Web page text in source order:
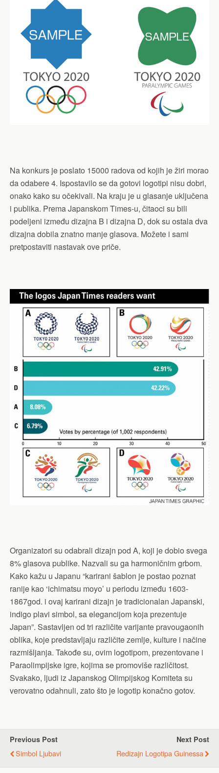
Na konkurs je poslato 15000 radova od kojih je žiri morao
da odabere 4. Ispostavilo se da gotovi logotipi nisu dobri,
onako kako su očekivali. Na kraju je u glasanje uključena
i publika. Prema Japanskom Times-u, čitaoci su bili
podeljeni između dizajna B i dizajna D, dok su ostala dva
dizajna dobila znatno manje glasova. Možete i sami
pretpostaviti nastavak ove priče.
Organizatori su odabrali dizajn pod A, koji je dobio svega
8% glasova publike. Nazvali su ga harmoničnim grbom.
Kako kažu u Japanu “karirani šablon je postao poznat
ranije kao ‘ichimatsu moyo’ u periodu između 1603-
1867god. i ovaj karirani dizajn je tradicionalan Japanski,
indigo plavi simbol, sa elegancijom koja prezentuje
Japan”. Sastavljen od tri različite varijante pravougaonih
oblika, koje predstavljaju različite zemlje, kulture i načine
razmišljanja. Takođe su, ovim logotipom, prezentovane i
Paraolimpijske igre, kojima se promoviše različitost.
Svakako, ljudi iz Japanskog Olimpijskog Komiteta su
verovatno odahnuli, zato što je logotip konačno gotov.
Previous Post
Simbol Ljubavi
Next Post
Redizajn Logotipa Guinessa